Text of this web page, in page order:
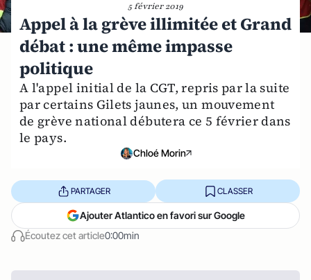
5 février 2019
Appel à la grève illimitée et Grand
débat : une même impasse
politique
A l'appel initial de la CGT, repris par la suite
par certains Gilets jaunes, un mouvement
de grève national débutera ce 5 février dans
le pays.
Chloé Morin
Écoutez cet article0:00min
PARTAGER CLASSER
Ajouter Atlantico en favori sur Google